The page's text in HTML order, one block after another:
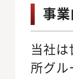
事
当社
所グル